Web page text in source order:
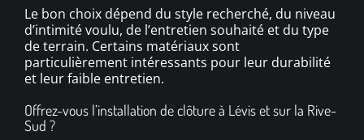
Le bon choix dépend du style recherché, du niveau
d’intimité voulu, de l’entretien souhaité et du type
de terrain. Certains matériaux sont
particulièrement intéressants pour leur durabilité
et leur faible entretien.
Offrez-vous l’installation de clôture à Lévis et sur la Rive-
Sud ?